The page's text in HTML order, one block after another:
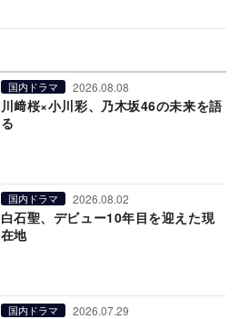
国内ドラマ 2026.08.08
川﨑桜×小川彩、乃木坂46の未来を語
る
国内ドラマ 2026.08.02
白石聖、デビュー10年目を迎えた現
在地
国内ドラマ 2026.07.29